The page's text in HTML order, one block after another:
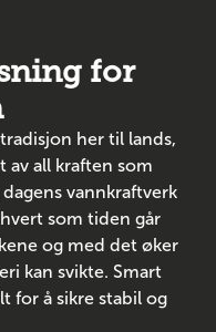
for
her til lands,
all kraften som
vannkraftverk
som tiden går
og med det øker
kan svikte. Smart
for å sikre stabil og